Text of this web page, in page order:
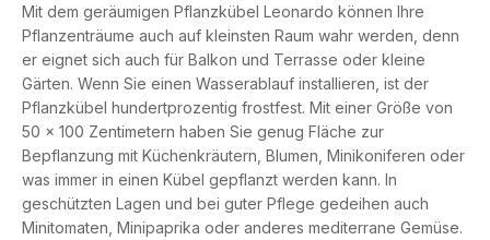
Mit dem geräumigen Pflanzkübel Leonardo können Ihre
Pflanzenträume auch auf kleinsten Raum wahr werden, denn
er eignet sich auch für Balkon und Terrasse oder kleine
Gärten. Wenn Sie einen Wasserablauf installieren, ist der
Pflanzkübel hundertprozentig frostfest. Mit einer Größe von
50 x 100 Zentimetern haben Sie genug Fläche zur
Bepflanzung mit Küchenkräutern, Blumen, Minikoniferen oder
was immer in einen Kübel gepflanzt werden kann. In
geschützten Lagen und bei guter Pflege gedeihen auch
Minitomaten, Minipaprika oder anderes mediterrane Gemüse.